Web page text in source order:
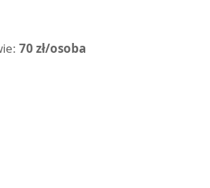
70 zł/osoba